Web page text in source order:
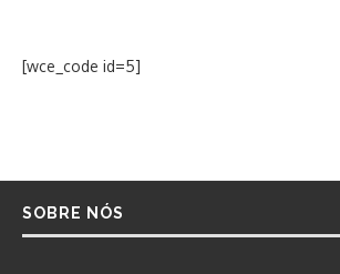
[wce_code id=5]
SOBRE NÓS